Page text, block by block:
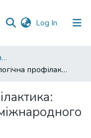
Log In (current)
Наукові видання ОНУ імені І. І. Мечникова
Віктимологічна профілактика: ефективні практики міжнародного досвіду